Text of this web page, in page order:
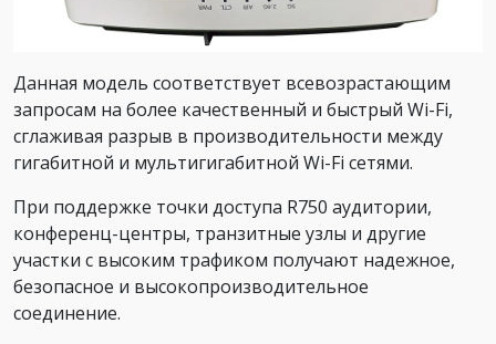
Данная модель соответствует всевозрастающим
запросам на более качественный и быстрый Wi-Fi,
сглаживая разрыв в производительности между
гигабитной и мультигигабитной Wi-Fi сетями.
При поддержке точки доступа R750 аудитории,
конференц-центры, транзитные узлы и другие
участки с высоким трафиком получают надежное,
безопасное и высокопроизводительное
соединение.